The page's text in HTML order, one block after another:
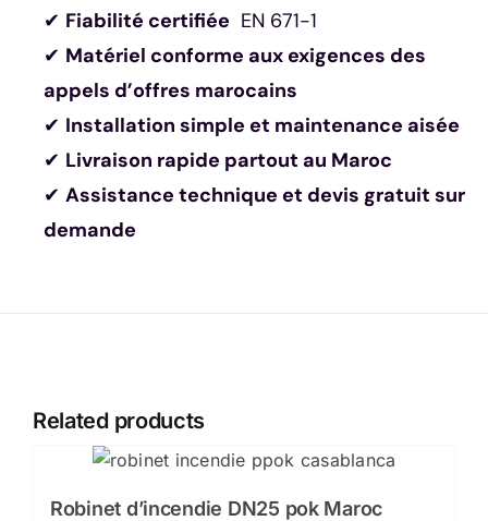
✔ Fiabilité certifiée EN 671-1
✔ Matériel conforme aux exigences des
appels d’offres marocains
✔ Installation simple et maintenance aisée
✔ Livraison rapide partout au Maroc
✔Assistance technique et devis gratuit sur
demande
Related products
Robinet d’incendie DN25 pok Maroc